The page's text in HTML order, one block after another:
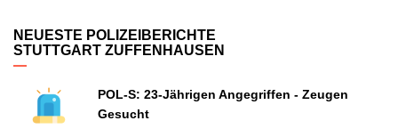
NEUESTE POLIZEIBERICHTE
STUTTGART ZUFFENHAUSEN
POL-S: 23-Jährigen Angegriffen - Zeugen
Gesucht